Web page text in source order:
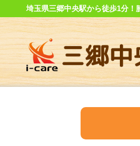
埼玉県三郷中央駅から徒歩1分